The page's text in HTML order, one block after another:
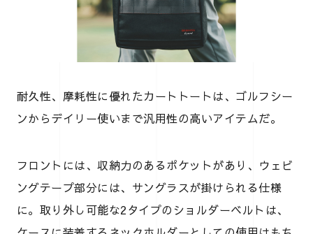
耐久性、摩耗性に優れたカートトートは、ゴルフシー
ンからデイリー使いまで汎用性の高いアイテムだ。
フロントには、収納力のあるポケットがあり、ウェビ
ングテープ部分には、サングラスが掛けられる仕様
に。取り外し可能な2タイプのショルダーベルトは、